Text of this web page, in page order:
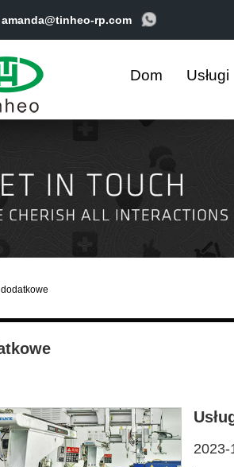
amanda@tinheo-rp.com
Dom Usługi
dodatkowe
2023-